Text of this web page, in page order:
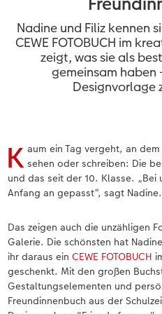
Jahrbuch
CEWE
Foto-
Webinare
CEWE
Bilderboxen
Premium
Fotosticker
CEWE
Extras
Photo
Acrylglas
Alu-Dibond
Gallery Print
Mehrteiler
Dankeskarten
Urlaubsgrüße
Klappkarten
Postkarten
Karte mit
Einzelkarten
Textilien
Schule & Büro
Foto-
Faber-Castell
CEWE
NEU:
Kalender-
CEWE
Max Case
Smartflip
PopGrip
CEWE
Neuheiten
nachhaltiger
Danke sagen
Liebe
App
Nadine und Filiz kennen
CEWE FOTOBUCH im
zeigt, was sie als
gemeinsam haben
Designvorlage
K aum ein Tag vergeht, an
sehen oder schreiben: Die
und das seit der 10. Klasse.
Anfang an gepasst“, sagt Nadine.
Das zeigen auch die unzähligen
Galerie. Die schönsten hat
ihr daraus einCEWE FOTOBUCH
geschenkt. Mit den großen
Gestaltungselementen und
Freundinnenbuch aus der